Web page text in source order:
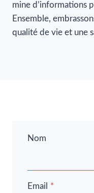
mine d’informations
Ensemble,
qualité de vie et une
Nom
Email *